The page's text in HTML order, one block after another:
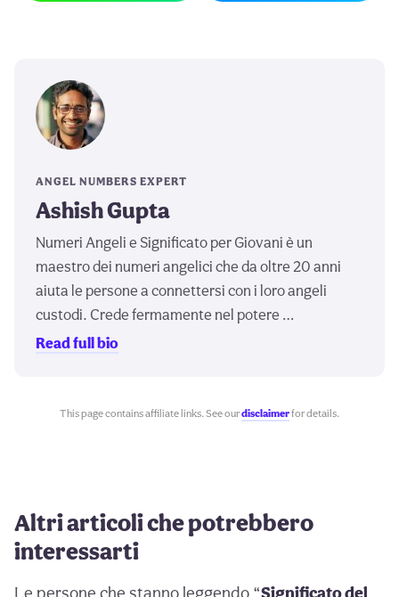
ANGEL NUMBERS EXPERT
Ashish Gupta
Numeri Angeli e Significato per Giovani è un
maestro dei numeri angelici che da oltre 20 anni
aiuta le persone a connettersi con i loro angeli
custodi. Crede fermamente nel potere …
Read full bio
This page contains affiliate links. See ourdisclaimerfor details.
Altri articoli che potrebbero
interessarti
Le persone che stanno leggendo “Significato del